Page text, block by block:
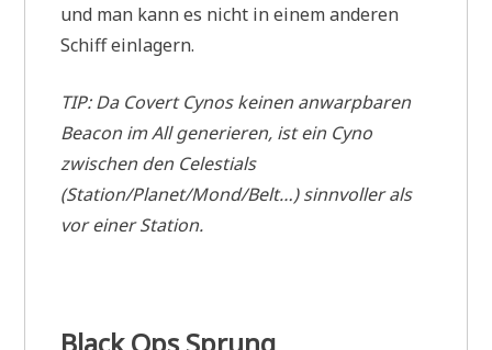
und man kann es nicht in einem anderen
Schiff einlagern.
TIP: Da Covert Cynos keinen anwarpbaren
Beacon im All generieren, ist ein Cyno
zwischen den Celestials
(Station/Planet/Mond/Belt…) sinnvoller als
vor einer Station.
Black Ops Sprung